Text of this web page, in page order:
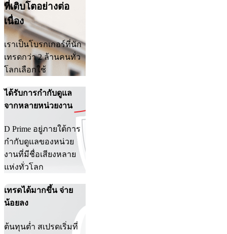
ที่เติบโตอย่างต่อ
เนื่อง
เราเป็นโบรกเกอร์ที่นัก
เทรดกว่า 2 ล้านคนทั่ว
โลกเลือกใช้
ได้รับการกำกับดูแล
จากหลายหน่วยงาน
D Prime อยู่ภายใต้การ
กำกับดูแลของหน่วย
งานที่มีชื่อเสียงหลาย
แห่งทั่วโลก
เทรดได้มากขึ้น จ่าย
น้อยลง
ต้นทุนต่ำ สเปรดเริ่มที่